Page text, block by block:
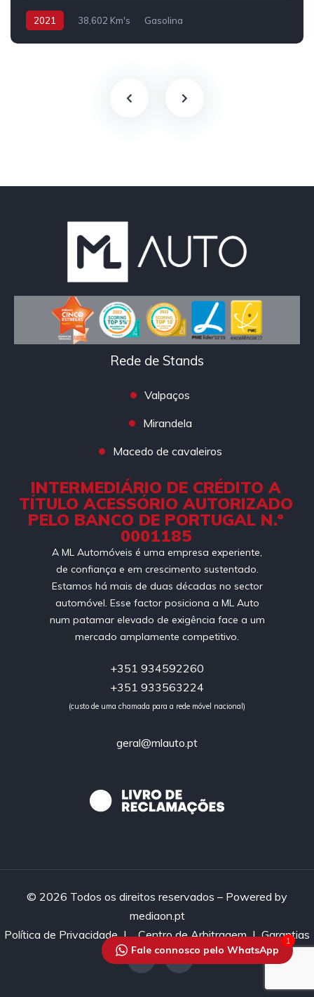
2021 38,602 Km's Gasolina
Rede de Stands
Valpaços
Mirandela
Macedo de cavaleiros
INTERMEDIÁRIO DE CRÉDITO A
TÍTULO ACESSÓRIO AUTORIZADO
PELO BANCO DE PORTUGAL N.º
0001185
A ML Automóveis é uma empresa experiente,
de confiança e em crescimento sustentado.
Estamos há mais de duas décadas no sector
automóvel. Esse factor posiciona a ML Auto
num patamar elevado de exigência face a um
mercado amplamente competitivo.
+351 934592260
+351 933563224
(custo de uma chamada para a rede móvel nacional)
geral@mlauto.pt
© 2026 Todos os direitos reservados – Powered by
mediaon.pt
Política de Privacidade|Centro de Arbitragem |Garantias
Fale connosco pelo WhatsApp
1